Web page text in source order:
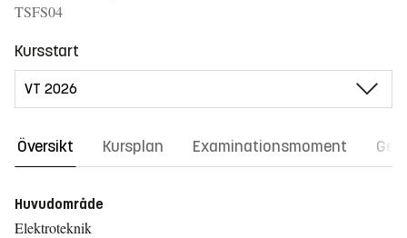
TSFS04
Kursstart
Översikt Kursplan Examinationsmoment
Huvudområde
Elektroteknik